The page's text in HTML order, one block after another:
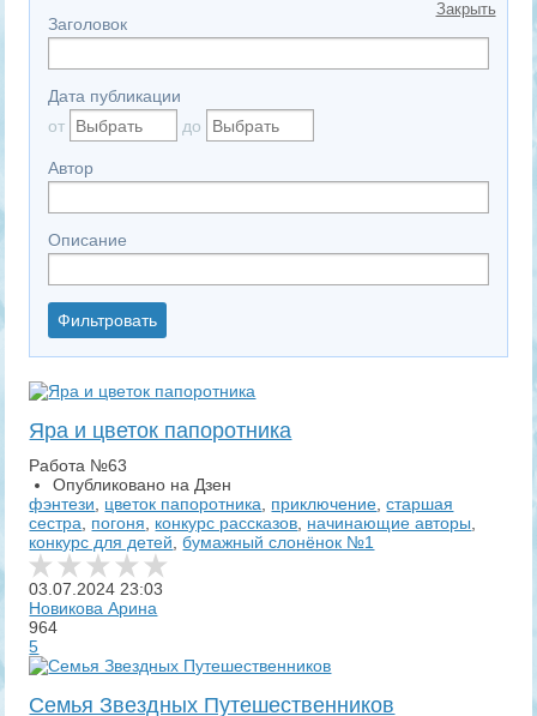
Закрыть
Заголовок
Дата публикации
от
до
Автор
Описание
Яра и цветок папоротника
Работа №63
Опубликовано на Дзен
фэнтези, цветок папоротника, приключение,старшая
сестра, погоня, конкурс рассказов, начинающие авторы,
конкурс для детей,бумажный слонёнок №1
03.07.2024 23:03
Новикова Арина
964
5
Семья Звездных Путешественников